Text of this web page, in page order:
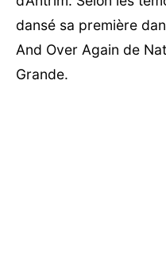
dansé sa première
And Over Again de
Grande.